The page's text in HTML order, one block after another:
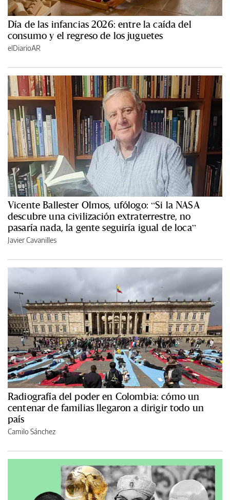
Día de las infancias 2026: entre la caída del
consumo y el regreso de los juguetes
elDiarioAR
Vicente Ballester Olmos, ufólogo: “Si la NASA
descubre una civilización extraterrestre, no
pasaría nada, la gente seguiría igual de loca”
Javier Cavanilles
Radiografía del poder en Colombia: cómo un
centenar de familias llegaron a dirigir todo un
país
Camilo Sánchez